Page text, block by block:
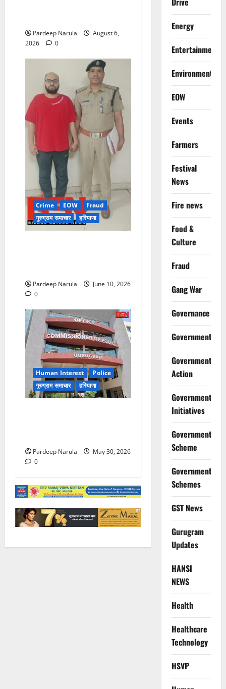
Pardeep Narula
August 6,
2026
0
Crime EOW
Fraud
गुरुग्राम समाचार
हरियाणा
Pardeep Narula
June 10, 2026
0
Human Interest
Police
गुरुग्राम समाचार
हरियाणा
Pardeep Narula
May 30, 2026
0
Energy
Entertainment
Environment
EOW
Events
Farmers
Festival
News
Fire news
Food &
Culture
Fraud
Gang War
Governance
Government
Government
Action
Government
Initiatives
Government
Scheme
Government
Schemes
GST News
Gurugram
Updates
HANSI
NEWS
Health
Healthcare
Technology
HSVP